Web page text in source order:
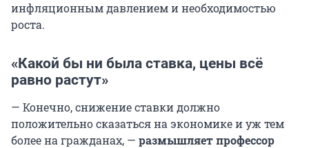
инфляционным давлением и необходимостью
роста.
«Какой бы ни была ставка, цены всё
равно растут»
— Конечно, снижение ставки должно
положительно сказаться на экономике и уж тем
более на гражданах, — размышляет профессор